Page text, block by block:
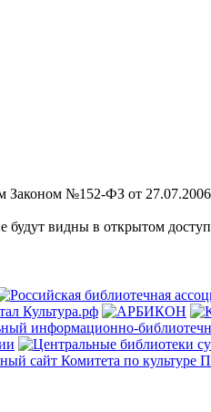
Законом №152-ФЗ от
будут видны в открытом